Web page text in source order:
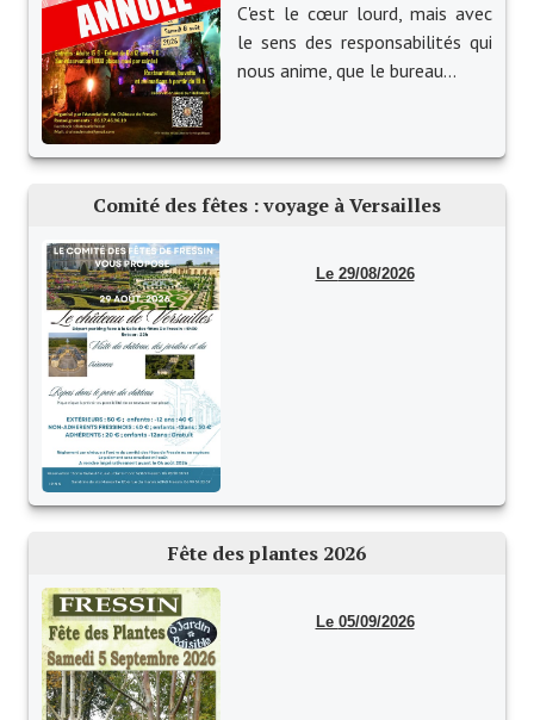
La société musicale de l'Avenir Fressinois
La troupe théâtrale de l'Avenir Fressinois
Les Amis du Patrimoine
L'association du château
Le foyer rural
Le club de l'amitié
Le comité des fêtes
L'association Avotra-France
Le foyer de la Planquette
L'association des anciens combattants
L'association des anciens sapeurs-pompiers volontaires
L'US Crequy Fressin
La société de chasse
La société de pêche
C'est le cœur lourd, mais avec
le sens des responsabilités qui
nous anime, que le bureau...
Comité des fêtes : voyage à Versailles
29/08/2026
Fête des plantes 2026
05/09/2026